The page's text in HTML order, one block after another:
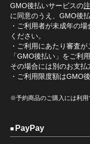
GMO後払いサービスの
に同意のうえ、GMO後
・ご利用者が未成年の
ください。
・ご利用にあたり審査
「GMO後払い」をご利
その場合には別のお支払
・ご利用限度額はGMO
※予約商品のご購入には利用
PayPay